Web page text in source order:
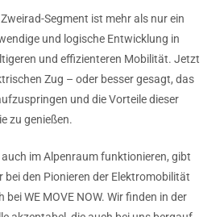
Segment ist mehr als nur ein
und logische Entwicklung in
und effizienteren Mobilität. Jetzt
Zug – oder besser gesagt, das
und die Vorteile dieser
zu genießen.
auch im Alpenraum funktionieren, gibt
bei den Pionieren der Elektromobilität
WE MOVE NOW. Wir finden in der